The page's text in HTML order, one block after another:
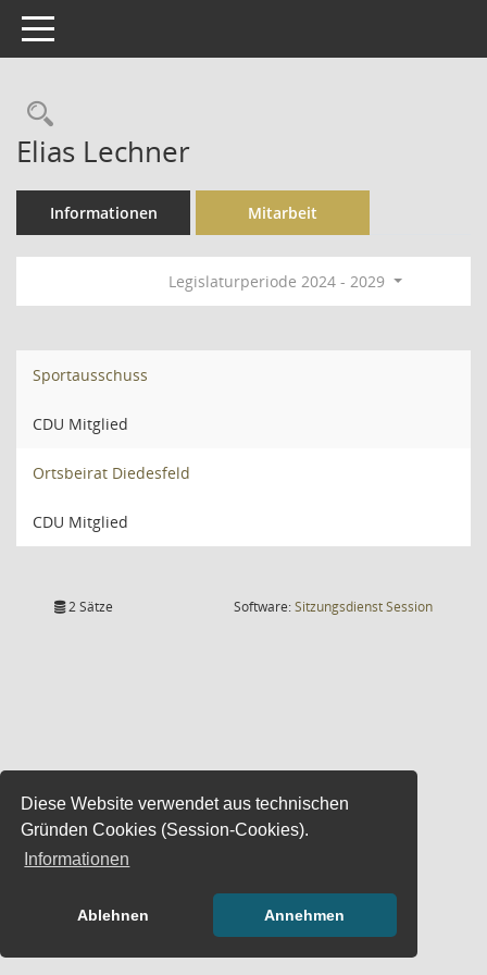
Diese Website verwendet aus technischen
Gründen Cookies (Session-Cookies).
Informationen
Ablehnen Annehmen
Toggle navigation
Rechercheauswahl
Elias Lechner
Informationen Mitarbeit
Legislaturperiode 2024 - 2029
Sportausschuss
CDU Mitglied
Ortsbeirat Diedesfeld
CDU Mitglied
2 Sätze Software:SitzungsdienstSession(Wird in